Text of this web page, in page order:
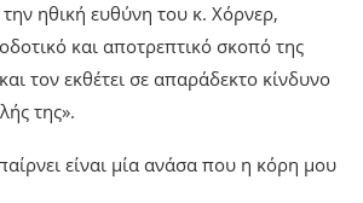
ηθική ευθύνη του κ. Χόρνερ,
και αποτρεπτικό σκοπό της
τον εκθέτει σε απαράδεκτο κίνδυνο
της».
είναι μία ανάσα που η κόρη μου